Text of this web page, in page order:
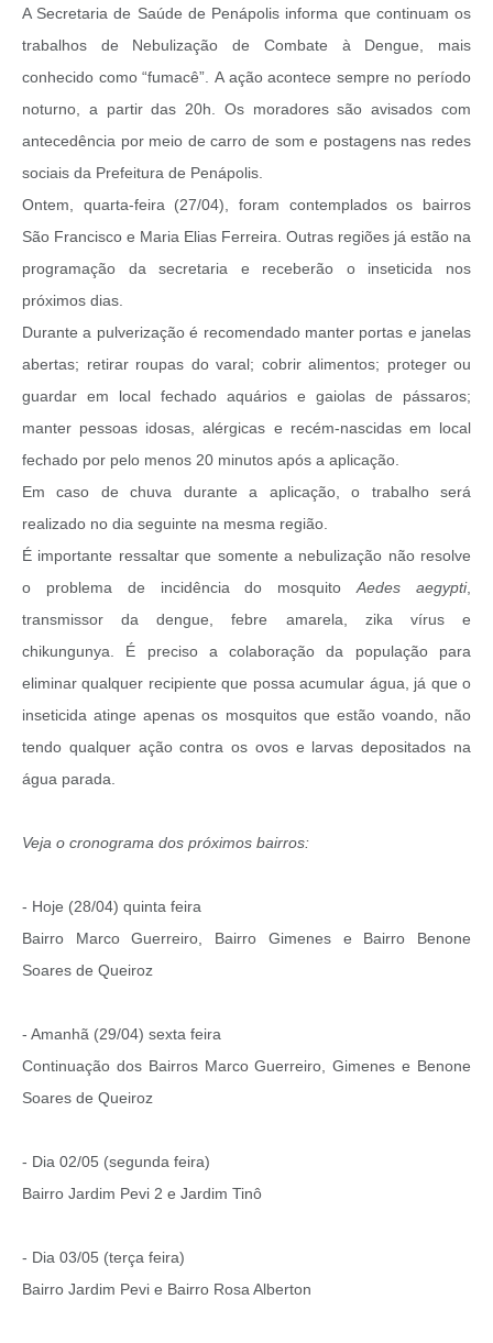
A Secretaria de Saúde de Penápolis informa que continuam os
trabalhos de Nebulização de Combate à Dengue, mais
conhecido como “fumacê”. A ação acontece sempre no período
noturno, a partir das 20h. Os moradores são avisados com
antecedência por meio de carro de som e postagens nas redes
sociais da Prefeitura de Penápolis.
Ontem, quarta-feira (27/04), foram contemplados os bairros
São Francisco e Maria Elias Ferreira. Outras regiões já estão na
programação da secretaria e receberão o inseticida nos
próximos dias.
Durante a pulverização é recomendado manter portas e janelas
abertas; retirar roupas do varal; cobrir alimentos; proteger ou
guardar em local fechado aquários e gaiolas de pássaros;
manter pessoas idosas, alérgicas e recém-nascidas em local
fechado por pelo menos 20 minutos após a aplicação.
Em caso de chuva durante a aplicação, o trabalho será
realizado no dia seguinte na mesma região.
É importante ressaltar que somente a nebulização não resolve
o problema de incidência do mosquitoAedes aegypti,
transmissor da dengue, febre amarela, zika vírus e
chikungunya. É preciso a colaboração da população para
eliminar qualquer recipiente que possa acumular água, já que o
inseticida atinge apenas os mosquitos que estão voando, não
tendo qualquer ação contra os ovos e larvas depositados na
água parada.
Veja o cronograma dos próximos bairros:
- Hoje (28/04) quinta feira
Bairro Marco Guerreiro, Bairro Gimenes e Bairro Benone
Soares de Queiroz
- Amanhã (29/04) sexta feira
Continuação dos Bairros Marco Guerreiro, Gimenes e Benone
Soares de Queiroz
- Dia 02/05 (segunda feira)
Bairro Jardim Pevi 2 e Jardim Tinô
- Dia 03/05 (terça feira)
Bairro Jardim Pevi e Bairro Rosa Alberton